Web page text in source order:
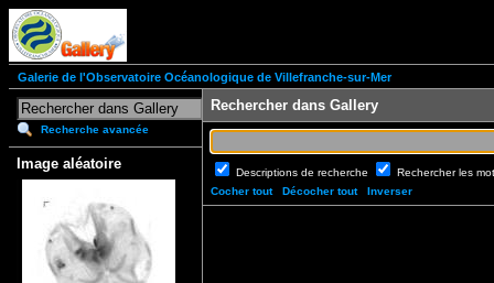
Galerie de l'Observatoire Océanologique de Villefranche-sur-Mer
Recherche avancée
Image aléatoire
Rechercher dans Gallery
Descriptions de recherche
Rechercher les
Cocher tout
Décocher tout Inverser